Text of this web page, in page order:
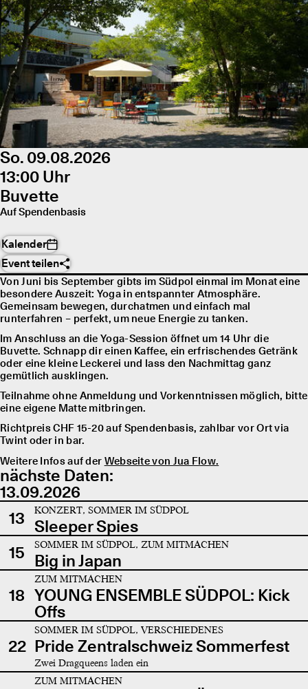
So. 09.08.2026
13:00 Uhr
Buvette
Auf Spendenbasis
Kalender
Event teilen
Von Juni bis September gibts im Südpol einmal im Monat eine
besondere Auszeit: Yoga in entspannter Atmosphäre.
Gemeinsam bewegen, durchatmen und einfach mal
runterfahren – perfekt, um neue Energie zu tanken.
Im Anschluss an die Yoga-Session öffnet um 14 Uhr die
Buvette. Schnapp dir einen Kaffee, ein erfrischendes Getränk
oder eine kleine Leckerei und lass den Nachmittag ganz
gemütlich ausklingen.
Teilnahme ohne Anmeldung und Vorkenntnissen möglich, bitte
eine eigene Matte mitbringen.
Richtpreis CHF 15-20 auf Spendenbasis, zahlbar vor Ort via
Twint oder in bar.
Weitere Infos auf der Webseite von Jua Flow.
nächste Daten:
13.09.2026
13
KONZERT, SOMMER IM SÜDPOL
Sleeper Spies
15
SOMMER IM SÜDPOL, ZUM MITMACHEN
Big in Japan
18
ZUM MITMACHEN
YOUNG ENSEMBLE SÜDPOL: Kick
Offs
22
SOMMER IM SÜDPOL, VERSCHIEDENES
Pride Zentralschweiz Sommerfest
Zwei Dragqueens laden ein
ZUM MITMACHEN